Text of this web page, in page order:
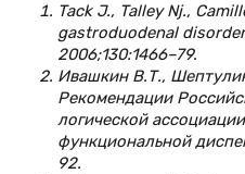
Tack J., Talley Nj.,
gastroduodenal
2006;130:1466–79.
Ивашкин В.Т.,
Рекомендации
логической
функциональной
92.